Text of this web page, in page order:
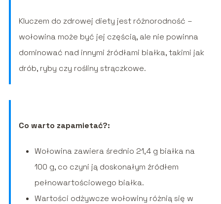
Kluczem do zdrowej diety jest różnorodność –
wołowina może być jej częścią, ale nie powinna
dominować nad innymi źródłami białka, takimi jak
drób, ryby czy rośliny strączkowe.
Co warto zapamietać?:
Wołowina zawiera średnio 21,4 g białka na
100 g, co czyni ją doskonałym źródłem
pełnowartościowego białka.
Wartości odżywcze wołowiny różnią się w